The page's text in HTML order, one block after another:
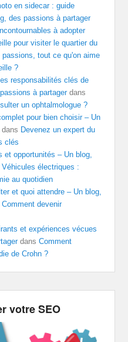
en sidecar : guide
des passions à partager
à adopter
pour visiter le quartier du
tout ce qu'on aime
?
responsabilités clés de
à partagerdans
un ophtalmologue ?
pour bien choisir – Un
dans Devenez un expert du
clés
opportunités – Un blog,
Véhicules électriques :
au quotidien
et quoi attendre – Un blog,
Comment devenir
et expériences vécues
dansComment
de Crohn ?
votre SEO